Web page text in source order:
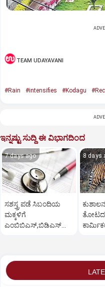
TEAM UDAYAVANI
#Rain #intensifies #Kodagu
ಇನ್ನಷ್ಟು ಸುದ್ದಿ ಈ ವಿಭಾಗದಿಂದ
7 days ago
ಸಶಸ್ತ್ರ ಪಡೆ ಸಿಬಂದಿಯ
ಮಕ್ಕಳಿಗೆ
ಎಂಬಿಬಿಎಸ್‌,ಬಿಡಿಎಸ್‌
8 days